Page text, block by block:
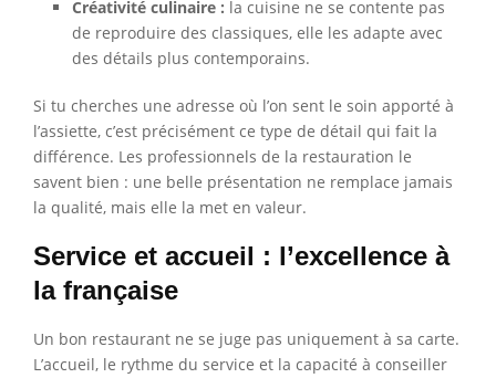
Créativité culinaire : la cuisine ne se contente pas
de reproduire des classiques, elle les adapte avec
des détails plus contemporains.
Si tu cherches une adresse où l’on sent le soin apporté à
l’assiette, c’est précisément ce type de détail qui fait la
différence. Les professionnels de la restauration le
savent bien : une belle présentation ne remplace jamais
la qualité, mais elle la met en valeur.
Service et accueil : l’excellence à
la française
Un bon restaurant ne se juge pas uniquement à sa carte.
L’accueil, le rythme du service et la capacité à conseiller